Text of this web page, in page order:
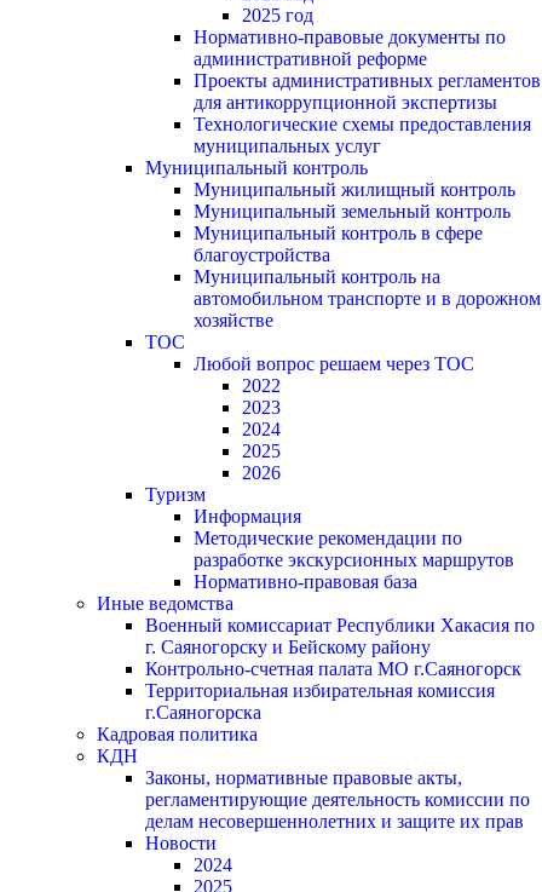
2025 год
Нормативно-правовые документы по
административной реформе
Проекты административных регламентов
для антикоррупционной экспертизы
Технологические схемы предоставления
муниципальных услуг
Муниципальный контроль
Муниципальный жилищный контроль
Муниципальный земельный контроль
Муниципальный контроль в сфере
благоустройства
Муниципальный контроль на
автомобильном транспорте и в дорожном
хозяйстве
ТОС
Любой вопрос решаем через ТОС
2022
2023
2024
2025
2026
Туризм
Информация
Методические рекомендации по
разработке экскурсионных маршрутов
Нормативно-правовая база
Иные ведомства
Военный комиссариат Республики Хакасия по
г. Саяногорску и Бейскому району
Контрольно-счетная палата МО г.Саяногорск
Территориальная избирательная комиссия
г.Саяногорска
Кадровая политика
КДН
Законы, нормативные правовые акты,
регламентирующие деятельность комиссии по
делам несовершеннолетних и защите их прав
Новости
2024
2025